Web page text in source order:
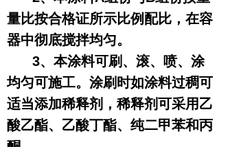
量比按合格证所示比例配比，在容
器中彻底搅拌均匀。
3、本涂料可刷、滚、喷、涂
均匀可施工。涂刷时如涂料过稠可
适当添加稀释剂，稀释剂可采用乙
酸乙酯、乙酸丁酯、纯二甲苯和丙